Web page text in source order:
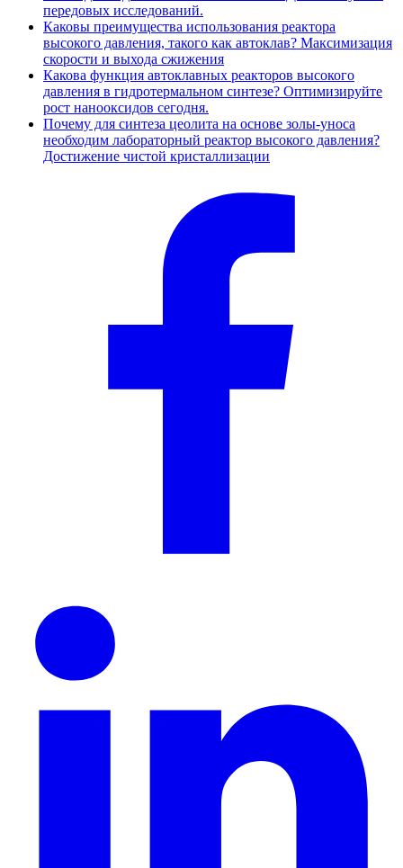
передовых исследований.
Каковы преимущества использования реактора
высокого давления, такого как автоклав? Максимизация
скорости и выхода сжижения
Какова функция автоклавных реакторов высокого
давления в гидротермальном синтезе? Оптимизируйте
рост нанооксидов сегодня.
Почему для синтеза цеолита на основе золы-уноса
необходим лабораторный реактор высокого давления?
Достижение чистой кристаллизации